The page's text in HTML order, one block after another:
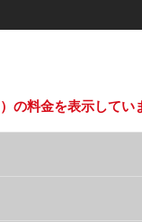
の料金を表示してい